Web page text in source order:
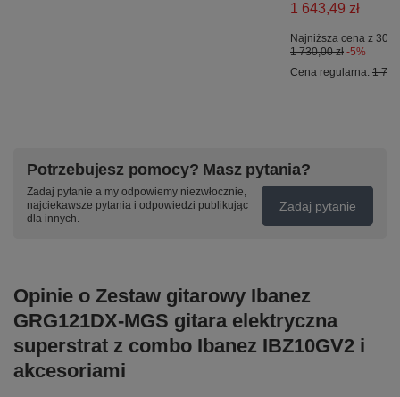
1 643,49 zł
Najniższa cena z 30
1 730,00 zł -5%
Cena regularna: 1
Potrzebujesz pomocy? Masz pytania?
Zadaj pytanie a my odpowiemy niezwłocznie,
najciekawsze pytania i odpowiedzi publikując
dla innych.
Zadaj pytanie
Opinie o Zestaw gitarowy Ibanez
GRG121DX-MGS gitara elektryczna
superstrat z combo Ibanez IBZ10GV2 i
akcesoriami